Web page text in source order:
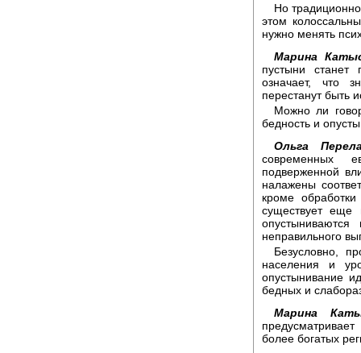
Но
этом
нужно менять
Марина
пустыни
означает, что
перестанут быть
Можно ли
бедность и
Ольга
современных
подверженной
налажены
кроме
существует еще
неправильного
Безусловно,
населения и
опустынивание
бедных и
Марина
более богатых